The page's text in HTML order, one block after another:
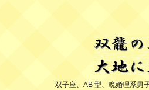
双子座、AB 型、晩婚理系男